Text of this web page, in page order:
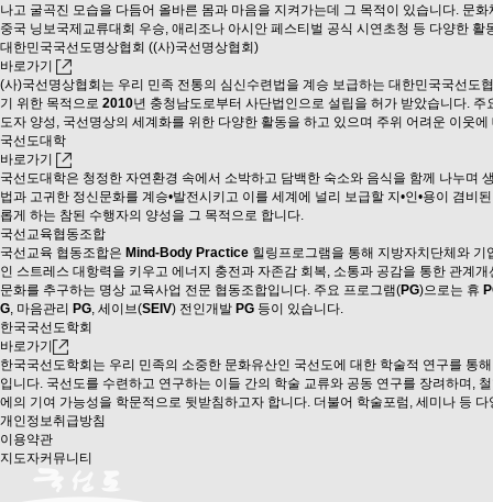
나고 굴곡진 모습을 다듬어 올바른 몸과 마음을 지켜가는데 그 목적이 있습니다. 문
중국 닝보국제교류대회 우승, 애리조나 아시안 페스티벌 공식 시연초청 등 다양한 활
대한민국국선도명상협회 ((사)국선명상협회)
바로가기
(사)국선명상협회는 우리 민족 전통의 심신수련법을 계승 보급하는 대한민국국선
기 위한 목적으로 2010년 충청남도로부터 사단법인으로 설립을 허가 받았습니다.
도자 양성, 국선명상의 세계화를 위한 다양한 활동을 하고 있으며 주위 어려운 이웃
국선도대학
바로가기
국선도대학은 청정한 자연환경 속에서 소박하고 담백한 숙소와 음식을 함께 나누며
법과 고귀한 정신문화를 계승•발전시키고 이를 세계에 널리 보급할 지•인•용이 겸
롭게 하는 참된 수행자의 양성을 그 목적으로 합니다.
국선교육협동조합
국선교육 협동조합은 Mind-Body Practice 힐링프로그램을 통해 지방자치단체와
인 스트레스 대항력을 키우고 에너지 충전과 자존감 회복, 소통과 공감을 통한 관계
문화를 추구하는 명상 교육사업 전문 협동조합입니다. 주요 프로그램(PG)으로는 휴
G, 마음관리 PG, 세이브(SEIV) 전인개발 PG 등이 있습니다.
한국국선도학회
바로가기
한국국선도학회는 우리 민족의 소중한 문화유산인 국선도에 대한 학술적 연구를 통
입니다. 국선도를 수련하고 연구하는 이들 간의 학술 교류와 공동 연구를 장려하며,
에의 기여 가능성을 학문적으로 뒷받침하고자 합니다. 더불어 학술포럼, 세미나 등
개인정보취급방침
이용약관
지도자커뮤니티